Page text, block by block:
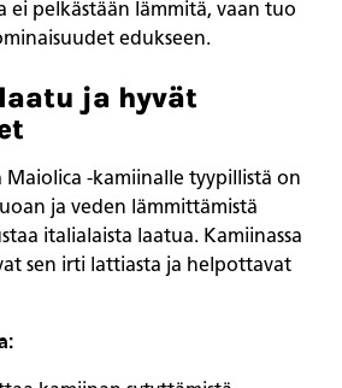
ei pelkästään lämmitä, vaan tuo
edukseen.
ja hyvät
Maiolica -kamiinalle tyypillistä on
ja veden lämmittämistä
italialaista laatua. Kamiinassa
sen irti lattiasta ja helpottavat